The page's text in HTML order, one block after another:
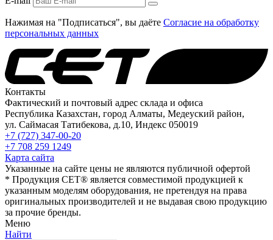
Нажимая на "Подписаться", вы даёте Согласие на обработку
персональных данных
Контакты
Фактический и почтовый адрес склада и офиса
Республика Казахстан, город Алматы, Медеуский район,
ул. Саймасая Татибекова, д.10, Индекс 050019
+7 (727) 347-00-20
+7 708 259 1249
Карта сайта
Указанные на сайте цены не являются публичной офертой
* Продукция СЕТ® является совместимой продукцией к
указанным моделям оборудования, не претендуя на права
оригинальных производителей и не выдавая свою продукцию
за прочие бренды.
Меню
Найти